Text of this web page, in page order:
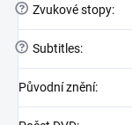
? Zvukové stopy:
? Subtitles:
Původní znění: